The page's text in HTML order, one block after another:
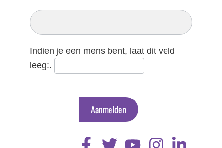
Inschrijven
Nieuwsbrief
Indien je een mens bent, laat dit veld
leeg:.
Aanmelden